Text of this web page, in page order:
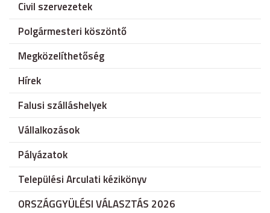
Civil szervezetek
Polgármesteri köszöntő
Megközelíthetőség
Hírek
Falusi szálláshelyek
Vállalkozások
Pályázatok
Települési Arculati kézikönyv
ORSZÁGGYÜLÉSI VÁLASZTÁS 2026